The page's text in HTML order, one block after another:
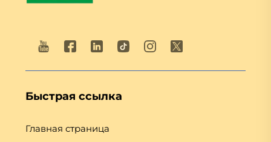
Быстрая ссылка
Главная страница